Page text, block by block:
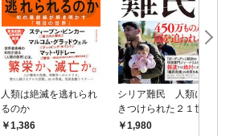
人類は絶滅を逃れられ
るのか
1,386
シリア難民 人類に突
きつけられた２１世紀
最悪の難問
1,980